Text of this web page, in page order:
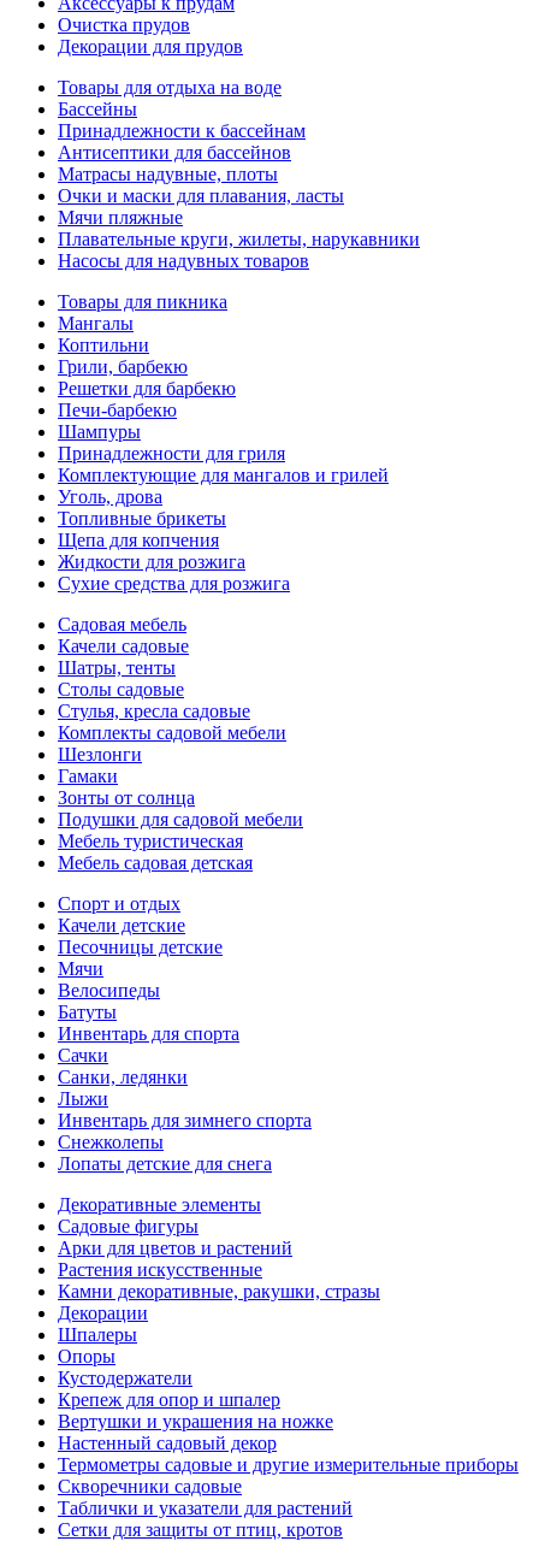
Очистка прудов
Декорации для прудов
Товары для отдыха на воде
Бассейны
Принадлежности к бассейнам
Антисептики для бассейнов
Матраcы надувные, плоты
Очки и маски для плавания, ласты
Мячи пляжные
Плавательные круги, жилеты, нарукавники
Насосы для надувных товаров
Товары для пикника
Мангалы
Коптильни
Грили, барбекю
Решетки для барбекю
Печи-барбекю
Шампуры
Принадлежности для гриля
Комплектующие для мангалов и грилей
Уголь, дрова
Топливные брикеты
Щепа для копчения
Жидкости для розжига
Сухие средства для розжига
Садовая мебель
Качели садовые
Шатры, тенты
Столы садовые
Стулья, кресла садовые
Комплекты садовой мебели
Шезлонги
Гамаки
Зонты от солнца
Подушки для садовой мебели
Мебель туристическая
Мебель садовая детская
Спорт и отдых
Качели детские
Песочницы детские
Мячи
Велосипеды
Батуты
Инвентарь для спорта
Сачки
Санки, ледянки
Лыжи
Инвентарь для зимнего спорта
Снежколепы
Лопаты детские для снега
Декоративные элементы
Садовые фигуры
Арки для цветов и растений
Растения искусственные
Камни декоративные, ракушки, стразы
Декорации
Шпалеры
Опоры
Кустодержатели
Крепеж для опор и шпалер
Вертушки и украшения на ножке
Настенный садовый декор
Термометры садовые и другие измерительные приборы
Скворечники садовые
Таблички и указатели для растений
Сетки для защиты от птиц, кротов